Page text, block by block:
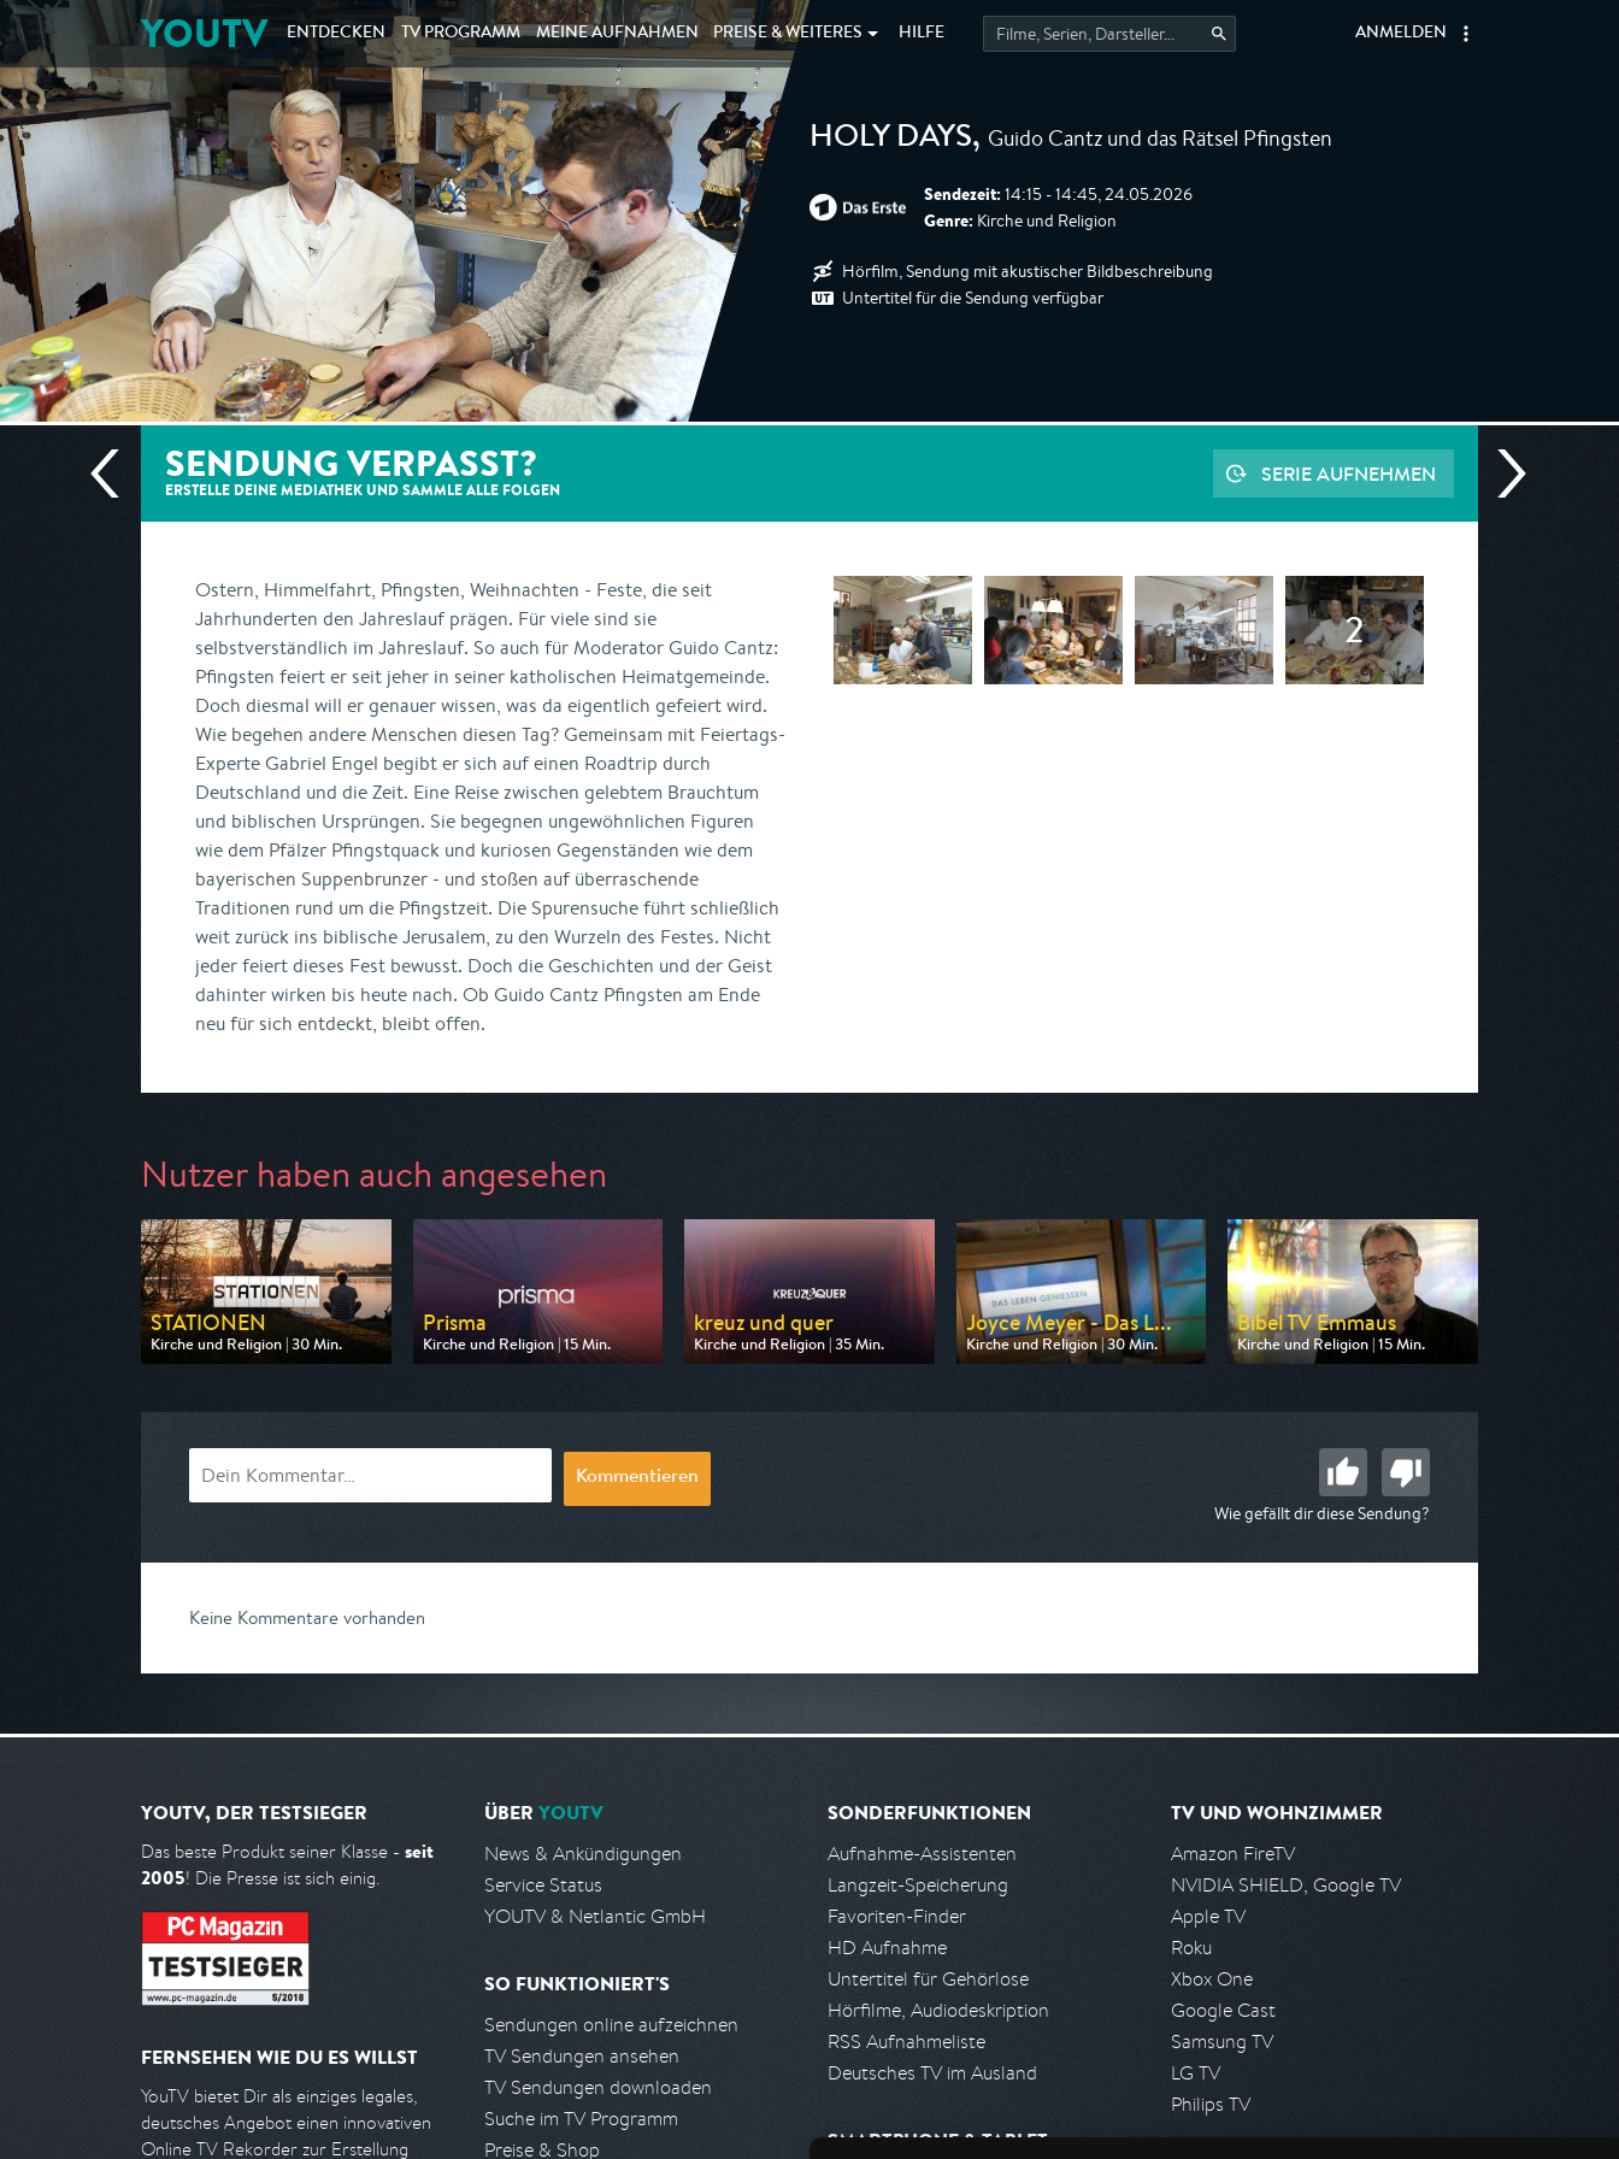
YOUTV ENTDECKEN TV PROGRAMM MEINEAUFNAHMEN PREISE &WEITERES HILFE ANMELDEN
HOLY DAYS, Guido Cantz und das Rätsel Pfingsten
Sendezeit: 14:15 - 14:45, 24.05.2026
Genre: Kirche und Religion
Hörfilm, Sendung mit akustischer Bildbeschreibung
Untertitel für die Sendung verfügbar
SENDUNG VERPASST?
ERSTELLE DEINE MEDIATHEK UND SAMMLE ALLE FOLGEN
SERIE AUFNEHMEN
Ostern, Himmelfahrt, Pfingsten, Weihnachten - Feste, die seit
Jahrhunderten den Jahreslauf prägen. Für viele sind sie
selbstverständlich im Jahreslauf. So auch für Moderator Guido Cantz:
Pfingsten feiert er seit jeher in seiner katholischen Heimatgemeinde.
Doch diesmal will er genauer wissen, was da eigentlich gefeiert wird.
Wie begehen andere Menschen diesen Tag? Gemeinsam mit Feiertags-
Experte Gabriel Engel begibt er sich auf einen Roadtrip durch
Deutschland und die Zeit. Eine Reise zwischen gelebtem Brauchtum
und biblischen Ursprüngen. Sie begegnen ungewöhnlichen Figuren
wie dem Pfälzer Pfingstquack und kuriosen Gegenständen wie dem
bayerischen Suppenbrunzer - und stoßen auf überraschende
Traditionen rund um die Pfingstzeit. Die Spurensuche führt schließlich
weit zurück ins biblische Jerusalem, zu den Wurzeln des Festes. Nicht
jeder feiert dieses Fest bewusst. Doch die Geschichten und der Geist
dahinter wirken bis heute nach. Ob Guido Cantz Pfingsten am Ende
neu für sich entdeckt, bleibt offen.
Nutzer haben auch angesehen
STATIONEN
Kirche und Religion | 30 Min.
Ausgestrahlt von BR
Prisma
Kirche und Religion | 15 Min.
Ausgestrahlt von ARD alpha
kreuz und quer
Kirche und Religion | 35 Min.
Ausgestrahlt von ARD alpha
Joyce Meyer - Das L...
Kirche und Religion | 30 Min.
Ausgestrahlt von Bibel TV
Bibel TV Emmaus
Kirche und Religion | 15 Min.
Ausgestrahlt von Bibel TV
Kommentieren
Wie gefällt dir diese Sendung?
Keine Kommentare vorhanden
YOUTV, DER TESTSIEGER
Das beste Produkt seiner Klasse - seit
2005! Die Presse ist sich einig.
FERNSEHEN WIE DU ES WILLST
YouTV bietet Dir als einziges legales,
deutsches Angebot einen innovativen
Online TV Rekorder zur Erstellung
ÜBER YOUTV
News & Ankündigungen
Service Status
YOUTV & Netlantic GmbH
SO FUNKTIONIERT'S
Sendungen online aufzeichnen
TV Sendungen ansehen
TV Sendungen downloaden
Suche im TV Programm
Preise & Shop
SONDERFUNKTIONEN
Aufnahme-Assistenten
Langzeit-Speicherung
Favoriten-Finder
HD Aufnahme
Untertitel für Gehörlose
Hörfilme, Audiodeskription
RSS Aufnahmeliste
Deutsches TV im Ausland
SMARTPHONE & TABLET
TV UND WOHNZIMMER
Amazon FireTV
NVIDIA SHIELD, Google TV
Apple TV
Roku
Xbox One
Google Cast
Samsung TV
LG TV
Philips TV